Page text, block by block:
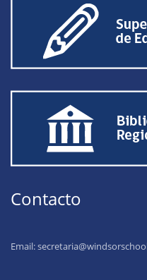
Contacto
Email: